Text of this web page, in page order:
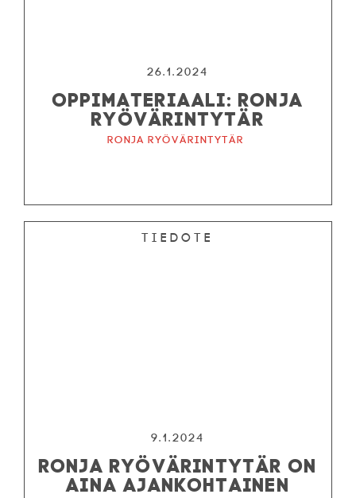
26.1.2024
OPPIMATERIAALI: RONJA
RYÖVÄRINTYTÄR
Ronja ryövärintytär
Tiedote
9.1.2024
RONJA RYÖVÄRINTYTÄR ON
AINA AJANKOHTAINEN